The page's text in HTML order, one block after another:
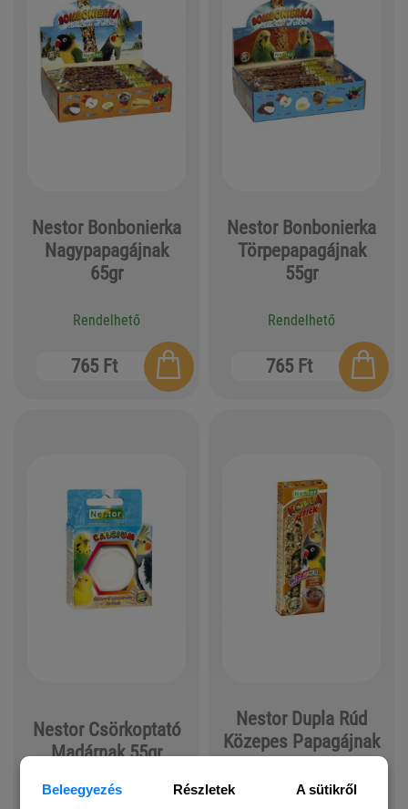
Beleegyezés Részletek A sütikről
Nestor Bonbonierka
Nagypapagájnak
65gr
Rendelhető
765 Ft
Nestor Bonbonierka
Törpepapagájnak
55gr
Rendelhető
765 Ft
Nestor Csörkoptató
Madárnak 55gr
Nestor Dupla Rúd
Közepes Papagájnak